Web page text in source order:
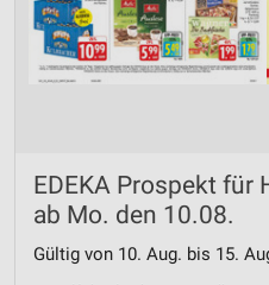
EDEKA Prospekt für
ab Mo. den 10.08.
Gültig von 10. Aug. bis 15.